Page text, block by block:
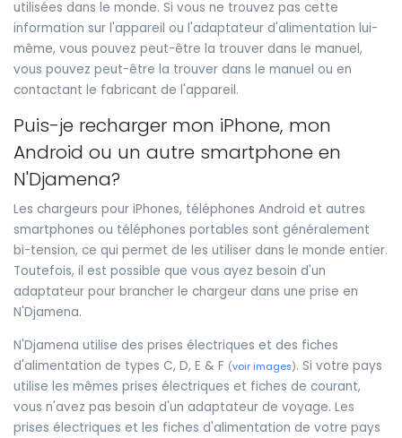
utilisées dans le monde. Si vous ne trouvez pas cette
information sur l'appareil ou l'adaptateur d'alimentation lui-
même, vous pouvez peut-être la trouver dans le manuel,
vous pouvez peut-être la trouver dans le manuel ou en
contactant le fabricant de l'appareil.
Puis-je recharger mon iPhone, mon
Android ou un autre smartphone en
N'Djamena?
Les chargeurs pour iPhones, téléphones Android et autres
smartphones ou téléphones portables sont généralement
bi-tension, ce qui permet de les utiliser dans le monde entier.
Toutefois, il est possible que vous ayez besoin d'un
adaptateur pour brancher le chargeur dans une prise en
N'Djamena.
N'Djamena utilise des prises électriques et des fiches
d'alimentation de types C, D, E & F (voir images). Si votre pays
utilise les mêmes prises électriques et fiches de courant,
vous n'avez pas besoin d'un adaptateur de voyage. Les
prises électriques et les fiches d'alimentation de votre pays